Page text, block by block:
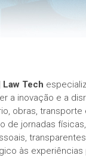
Law Tech
a inovação e a
obras,
de jornadas
às